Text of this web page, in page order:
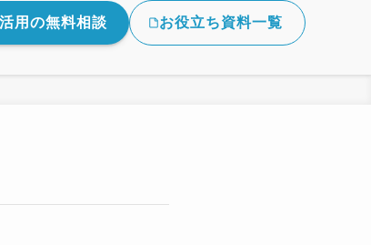
用の無料相談 お役立ち資料一覧